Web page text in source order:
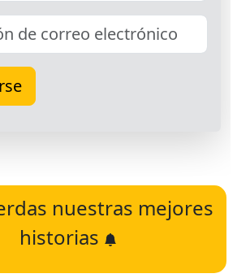
nuestras mejores
historias